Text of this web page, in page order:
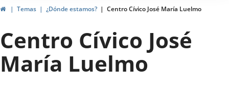
Ayuntamiento
de
Valladolid
HomeTemas ¿Dónde estamos? Centro Cívico José María Luelmo
Centro Cívico José
María Luelmo